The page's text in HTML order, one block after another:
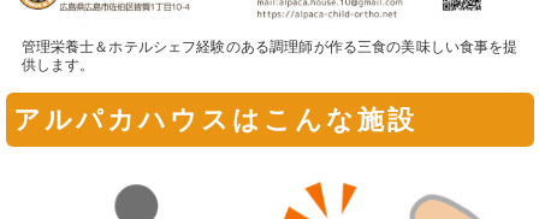
管理栄養士＆ホテルシェフ経験のある調理師が作る三食の美味しい食事を提
供します。
アルパカハウスはこんな施設